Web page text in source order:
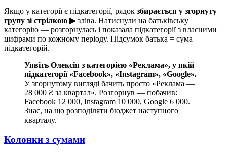
Якщо у категорії є підкатегорії, рядок збирається у згорнуту
групу зі стрілкою ▶зліва. Натиснули на батьківську
категорію — розгорнулась і показала підкатегорії з власними
цифрами по кожному періоду. Підсумок батька = сума
підкатегорій.
Уявіть Олексія з категорією «Реклама», у якій
підкатегорії «Facebook», «Instagram», «Google».
У згорнутому вигляді бачить просто «Реклама —
28 000 ₴ за квартал». Розгорнув — побачив:
Facebook 12 000, Instagram 10 000, Google 6 000.
Знає, на що розподіляти бюджет наступного
кварталу.
Колонки з сумами